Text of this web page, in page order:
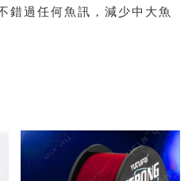
錯過任何魚訊，減少中大魚